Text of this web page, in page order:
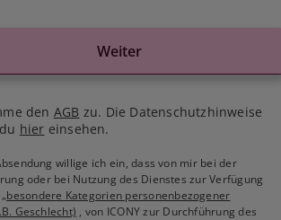
Weiter
den AGB zu. Die Datenschutzhinweise
hier einsehen.
willige ich ein, dass von mir bei der
oder bei Nutzung des Dienstes zur Verfügung
„besondere Kategorien personenbezogener
Geschlecht) , von ICONY zur Durchführung des